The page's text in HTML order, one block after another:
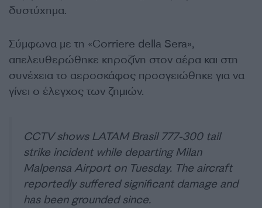
δυστύχημα.
Σύμφωνα με τη «Corriere della Sera»,
απελευθερώθηκε κηροζίνη στον αέρα και στη
συνέχεια το αεροσκάφος προσγειώθηκε για να
γίνει ο έλεγχος των ζημιών.
CCTV shows LATAM Brasil 777-300 tail
strike incident while departing Milan
Malpensa Airport on Tuesday. The aircraft
reportedly suffered significant damage and
has been grounded since.